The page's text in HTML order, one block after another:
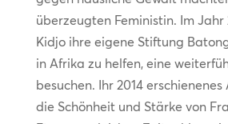
überzeugten Feministin. Im
Kidjo ihre eigene Stiftung
in Afrika zu helfen, eine
besuchen. Ihr 2014
die Schönheit und Stärke von